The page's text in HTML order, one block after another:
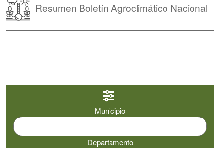
Resumen Boletín Agroclimático Nacional
Municipio
Departamento